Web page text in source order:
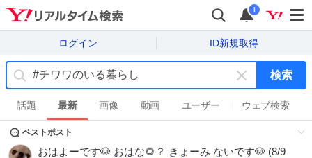
i
ログイン ID新規取得
キ
ー
ワ
ド
検索
話題 最新 画像 動画 ユーザー ウェブ検索
ベストポスト
おはよーです🐶 おはな🌻？ きょーみ ないです🐶 (8/9